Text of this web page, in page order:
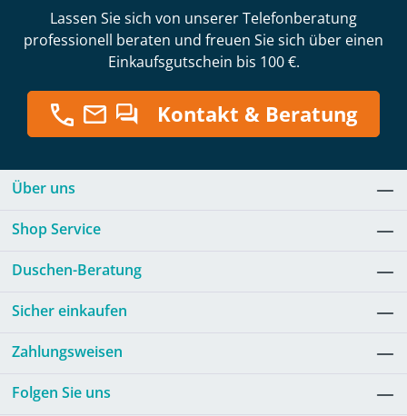
Lassen Sie sich von unserer Telefonberatung
professionell beraten und freuen Sie sich über einen
Einkaufsgutschein bis 100 €.
Kontakt & Beratung
Über uns
Shop Service
Duschen-Beratung
Sicher einkaufen
Zahlungsweisen
Folgen Sie uns